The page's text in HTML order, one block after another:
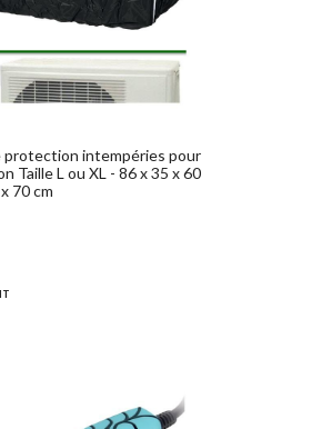
protection intempéries pour
Taille L ou XL - 86 x 35 x 60
70 cm